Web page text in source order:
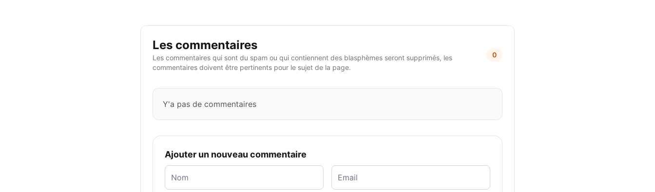
Les commentaires
Les commentaires qui sont du spam ou qui contiennent des blasphèmes seront supprimés, les
commentaires doivent être pertinents pour le sujet de la page.
0
Y'a pas de commentaires
Ajouter un nouveau commentaire